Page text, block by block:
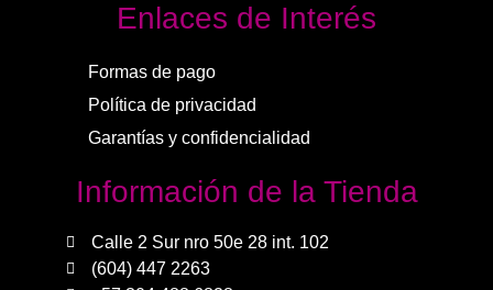
Enlaces de Interés
Formas de pago
Política de privacidad
Garantías y confidencialidad
Información de la Tienda
Calle 2 Sur nro 50e 28 int. 102
(604) 447 2263